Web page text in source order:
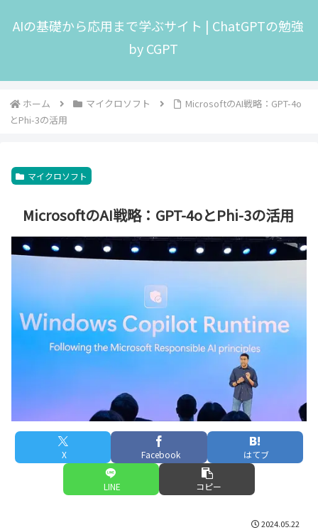
AIの基礎から応用まで学ぶサイト | ChatGPTの勉強
by CGPT
ホーム マイクロソフト
MicrosoftのAI戦略：GPT-4o
とPhi-3の活用
マイクロソフト
MicrosoftのAI戦略：GPT-4oとPhi-3の活用
X Facebook はてブ
LINE コピー
2024.05.22